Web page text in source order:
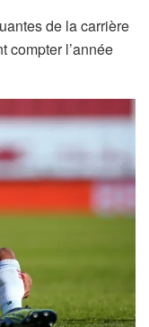
de la carrière
compter l’année